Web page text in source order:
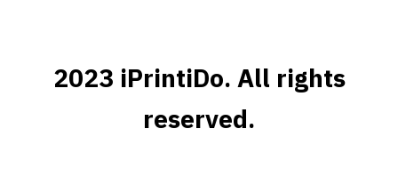
2023 iPrintiDo. All rights
reserved.